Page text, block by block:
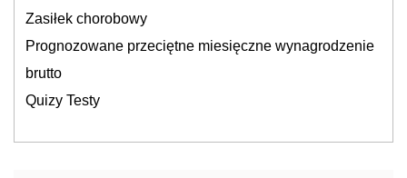
Zasiłek chorobowy
Prognozowane przeciętne miesięczne wynagrodzenie
brutto
Quizy Testy